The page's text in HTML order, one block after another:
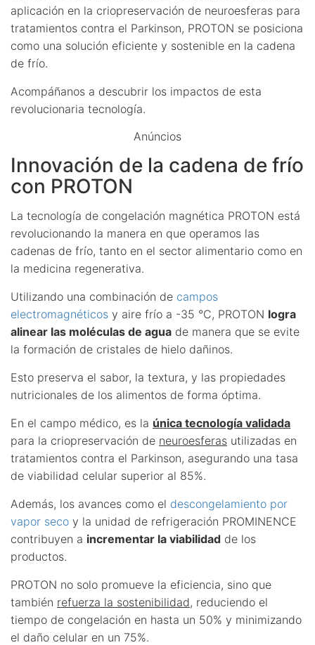
aplicación en la criopreservación de neuroesferas para
tratamientos contra el Parkinson, PROTON se posiciona
como una solución eficiente y sostenible en la cadena
de frío.
Acompáñanos a descubrir los impactos de esta
revolucionaria tecnología.
Anúncios
Innovación de la cadena de frío
con PROTON
La tecnología de congelación magnética PROTON está
revolucionando la manera en que operamos las
cadenas de frío, tanto en el sector alimentario como en
la medicina regenerativa.
Utilizando una combinación de campos
electromagnéticos y aire frío a -35 °C, PROTON logra
alinear las moléculas de agua de manera que se evite
la formación de cristales de hielo dañinos.
Esto preserva el sabor, la textura, y las propiedades
nutricionales de los alimentos de forma óptima.
En el campo médico, es la única tecnología validada
para la criopreservación de neuroesferas utilizadas en
tratamientos contra el Parkinson, asegurando una tasa
de viabilidad celular superior al 85%.
Además, los avances como el descongelamiento por
vapor seco y la unidad de refrigeración PROMINENCE
contribuyen a incrementar la viabilidad de los
productos.
PROTON no solo promueve la eficiencia, sino que
también refuerza la sostenibilidad, reduciendo el
tiempo de congelación en hasta un 50% y minimizando
el daño celular en un 75%.